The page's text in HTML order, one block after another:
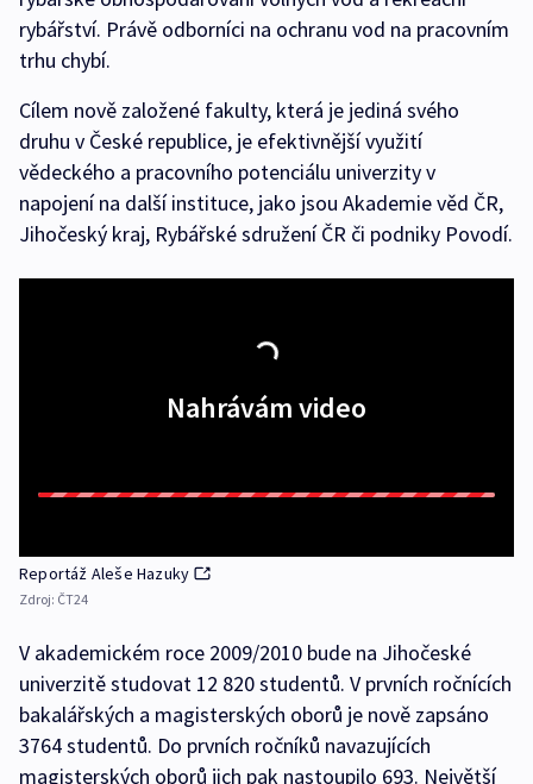
rybářství. Právě odborníci na ochranu vod na pracovním
trhu chybí.
Cílem nově založené fakulty, která je jediná svého
druhu v České republice, je efektivnější využití
vědeckého a pracovního potenciálu univerzity v
napojení na další instituce, jako jsou Akademie věd ČR,
Jihočeský kraj, Rybářské sdružení ČR či podniky Povodí.
Nahrávám video
Reportáž Aleše Hazuky
Zdroj: ČT24
V akademickém roce 2009/2010 bude na Jihočeské
univerzitě studovat 12 820 studentů. V prvních ročnících
bakalářských a magisterských oborů je nově zapsáno
3764 studentů. Do prvních ročníků navazujících
magisterských oborů jich pak nastoupilo 693. Největší